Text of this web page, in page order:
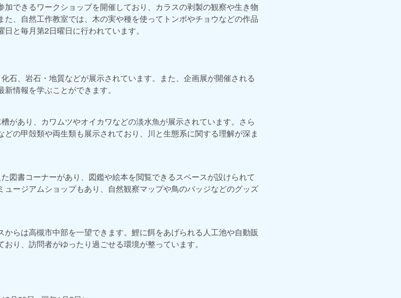
加できるワークショップを開催しており、カラスの剥製の観察や生き物
た、自然工作教室では、木の実や種を使ってトンボやチョウなどの作品
と毎月第2日曜日に行われています。
石、岩石・地質などが展示されています。また、企画展が開催される
情報を学ぶことができます。
があり、カワムツやオイカワなどの淡水魚が展示されています。さら
の甲殻類や両生類も展示されており、川と生態系に関する理解が深ま
図書コーナーがあり、図鑑や絵本を閲覧できるスペースが設けられて
ュージアムショップもあり、自然観察マップや鳥のバッジなどのグッズ
からは高槻市中部を一望できます。鯉に餌をあげられる人工池や自動販
り、訪問者がゆったり過ごせる環境が整っています。